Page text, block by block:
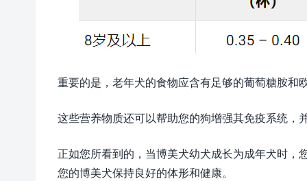
重要的是，老年犬的食物应含有足够的葡萄糖胺
这些营养物质还可以帮助您的狗增强其免疫系统
正如您所看到的，当博美犬幼犬成长为成年犬时
您的博美犬保持良好的体形和健康。